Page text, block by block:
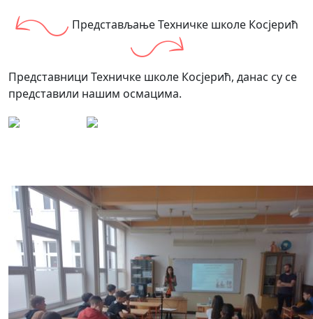
Представљање Техничке школе Косјерић
Представници Техничке школе Косјерић, данас су се
представили нашим осмацима.